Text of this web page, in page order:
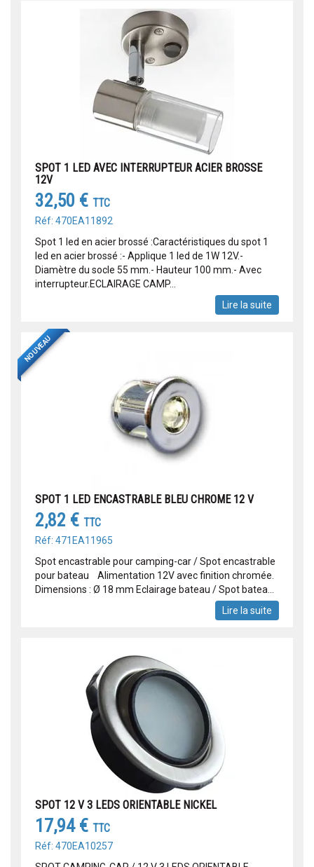
SPOT 1 LED AVEC INTERRUPTEUR ACIER BROSSE
12V
32,50 € TTC
Réf: 470EA11892
Spot 1 led en acier brossé :Caractéristiques du spot 1
led en acier brossé :- Applique 1 led de 1W 12V.-
Diamètre du socle 55 mm.- Hauteur 100 mm.- Avec
interrupteur.ECLAIRAGE CAMP...
Lire la suite
NOUVEAU
SPOT 1 LED ENCASTRABLE BLEU CHROME 12 V
2,82 € TTC
Réf: 471EA11965
Spot encastrable pour camping-car / Spot encastrable
pour bateau Alimentation 12V avec finition chromée.
Dimensions : Ø 18 mm Eclairage bateau / Spot batea...
Lire la suite
SPOT 12 V 3 LEDS ORIENTABLE NICKEL
17,94 € TTC
Réf: 470EA10257